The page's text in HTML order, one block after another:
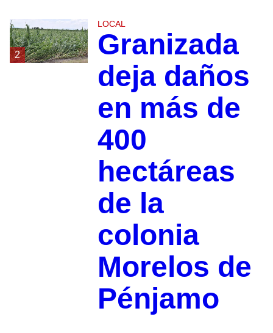
2
LOCAL
Granizada
deja daños
en más de
400
hectáreas
de la
colonia
Morelos de
Pénjamo